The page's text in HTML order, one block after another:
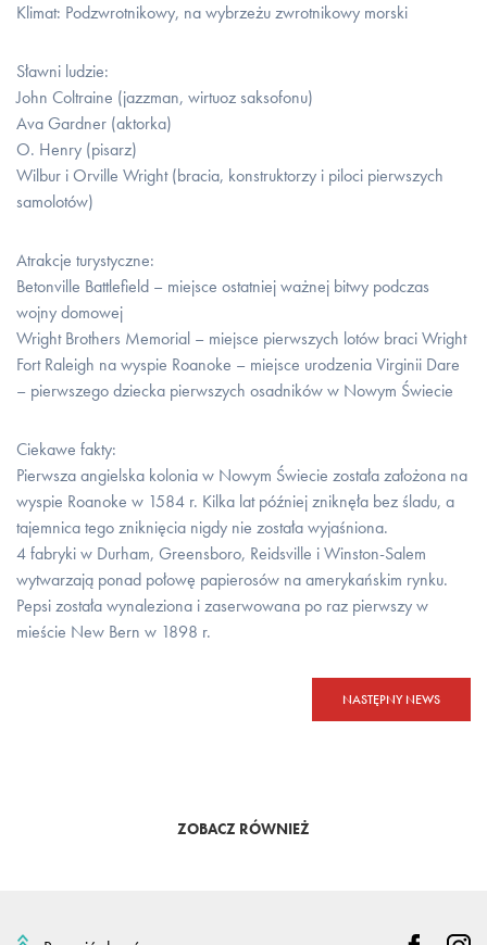
Klimat: Podzwrotnikowy, na wybrzeżu zwrotnikowy morski
Sławni ludzie:
John Coltraine (jazzman, wirtuoz saksofonu)
Ava Gardner (aktorka)
O. Henry (pisarz)
Wilbur i Orville Wright (bracia, konstruktorzy i piloci pierwszych
samolotów)
Atrakcje turystyczne:
Betonville Battlefield – miejsce ostatniej ważnej bitwy podczas
wojny domowej
Wright Brothers Memorial – miejsce pierwszych lotów braci Wright
Fort Raleigh na wyspie Roanoke – miejsce urodzenia Virginii Dare
– pierwszego dziecka pierwszych osadników w Nowym Świecie
Ciekawe fakty:
Pierwsza angielska kolonia w Nowym Świecie została założona na
wyspie Roanoke w 1584 r. Kilka lat później zniknęła bez śladu, a
tajemnica tego zniknięcia nigdy nie została wyjaśniona.
4 fabryki w Durham, Greensboro, Reidsville i Winston-Salem
wytwarzają ponad połowę papierosów na amerykańskim rynku.
Pepsi została wynaleziona i zaserwowana po raz pierwszy w
mieście New Bern w 1898 r.
NASTĘPNY NEWS
ZOBACZ RÓWNIEŻ